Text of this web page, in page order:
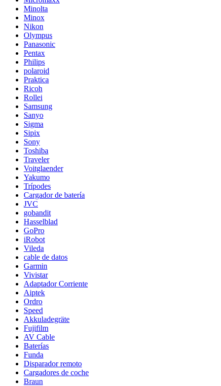
Minolta
Minox
Nikon
Olympus
Panasonic
Pentax
Philips
polaroid
Praktica
Ricoh
Rollei
Samsung
Sanyo
Sigma
Sipix
Sony
Toshiba
Traveler
Voitglaender
Yakumo
Trípodes
Cargador de batería
JVC
gobandit
Hasselblad
GoPro
iRobot
Vileda
cable de datos
Garmin
Vivistar
Adaptador Corriente
Aiptek
Ordro
Speed
Akkuladegräte
Fujifilm
AV Cable
Baterías
Funda
Disparador remoto
Cargadores de coche
Braun